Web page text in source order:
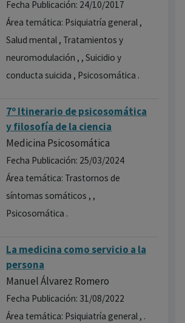
Fecha Publicación: 24/10/2017
Área temática: Psiquiatría general ,
Salud mental , Tratamientos y
neuromodulación , , Suicidio y
conducta suicida , Psicosomática .
7º Itinerario de psicosomática
y filosofía de la ciencia
Medicina Psicosomática
Fecha Publicación: 25/03/2024
Área temática: Trastornos de
síntomas somáticos , ,
Psicosomática .
La medicina como servicio a la
persona
Manuel Álvarez Romero
Fecha Publicación: 31/08/2022
Área temática: Psiquiatría general , .